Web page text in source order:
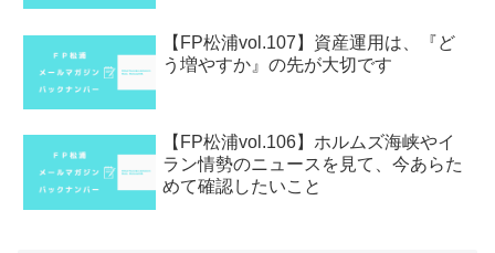
【FP松浦vol.107】資産運用は、『ど
う増やすか』の先が大切です
【FP松浦vol.106】ホルムズ海峡やイ
ラン情勢のニュースを見て、今あらた
めて確認したいこと